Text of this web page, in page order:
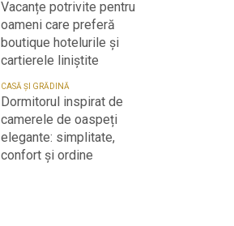
Vacanțe potrivite pentru
oameni care preferă
boutique hotelurile și
cartierele liniștite
CASĂ ȘI GRĂDINĂ
Dormitorul inspirat de
camerele de oaspeți
elegante: simplitate,
confort și ordine